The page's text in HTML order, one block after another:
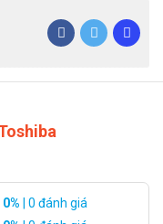
0% | 0 đánh giá